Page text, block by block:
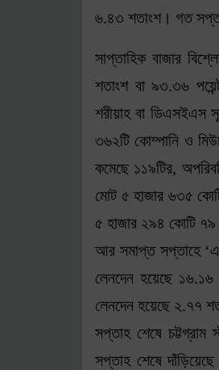
৬.৪৩ শতাংশ। গত
সাপ্তাহিক বাজার
শতাংশ বা ৯৩.৩৬
শরীয়াহ বা ডিএসইএস
৩৬২টি কোম্পানি ও
কমেছে ১১৯টির,
মোট ৫ হাজার ৬৩৫
৫ হাজার ২৯৪ কোটি ৭৯
আর সমাপ্ত সপ্তাহে ‘এ’
লেনদেন হয়েছে ১৬.১৬
লেনদেন হয়েছে ২.৭৭
সপ্তাহ শেষে
সপ্তাহ শেষে